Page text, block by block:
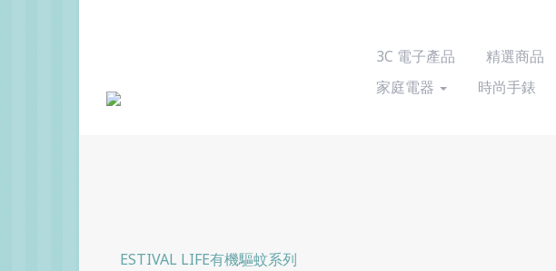
3C 電子產品 精選商品
家庭電器
時尚手錶
ESTIVAL LIFE有機驅蚊系列